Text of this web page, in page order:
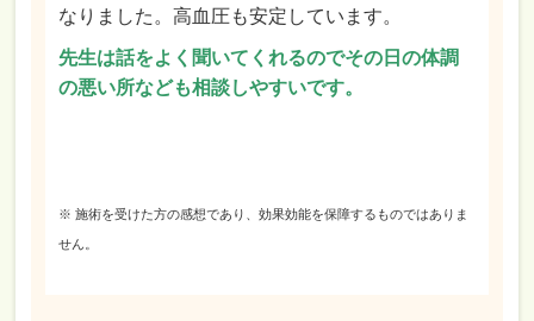
なりました。高血圧も安定しています。
先生は話をよく聞いてくれるのでその日の体調
の悪い所なども相談しやすいです。
※ 施術を受けた方の感想であり、効果効能を保障するものではありま
せん。